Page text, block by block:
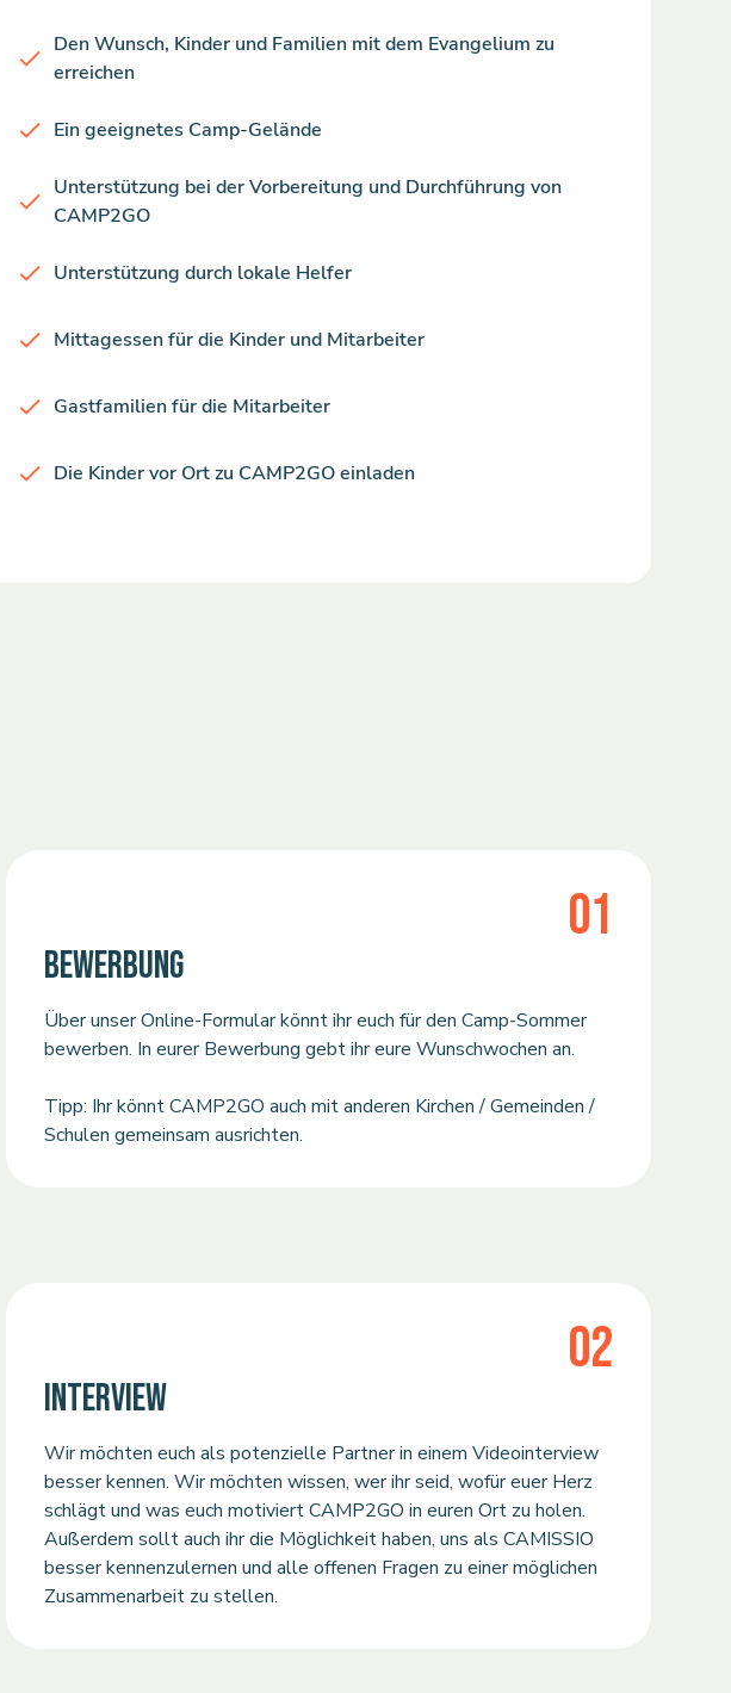
Den Wunsch, Kinder und Familien mit dem Evangelium zu
erreichen
Ein geeignetes Camp-Gelände
Unterstützung bei der Vorbereitung und Durchführung von
CAMP2GO
Unterstützung durch lokale Helfer
Mittagessen für die Kinder und Mitarbeiter
Gastfamilien für die Mitarbeiter
Die Kinder vor Ort zu CAMP2GO einladen
01
BEWERBUNG
Über unser Online-Formular könnt ihr euch für den Camp-Sommer
bewerben. In eurer Bewerbung gebt ihr eure Wunschwochen an.
Tipp: Ihr könnt CAMP2GO auch mit anderen Kirchen / Gemeinden /
Schulen gemeinsam ausrichten.
02
INTERVIEW
Wir möchten euch als potenzielle Partner in einem Videointerview
besser kennen. Wir möchten wissen, wer ihr seid, wofür euer Herz
schlägt und was euch motiviert CAMP2GO in euren Ort zu holen.
Außerdem sollt auch ihr die Möglichkeit haben, uns als CAMISSIO
besser kennenzulernen und alle offenen Fragen zu einer möglichen
Zusammenarbeit zu stellen.